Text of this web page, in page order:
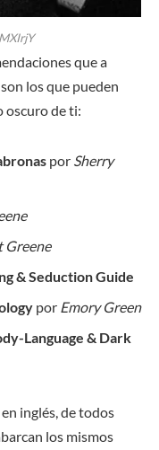
que a
los que pueden
oscuro de ti:
por Sherry
Greene
& Seduction Guide
por Emory Green
Language & Dark
inglés, de todos
los mismos